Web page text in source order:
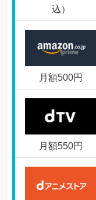
込）
月額500円
月額550円